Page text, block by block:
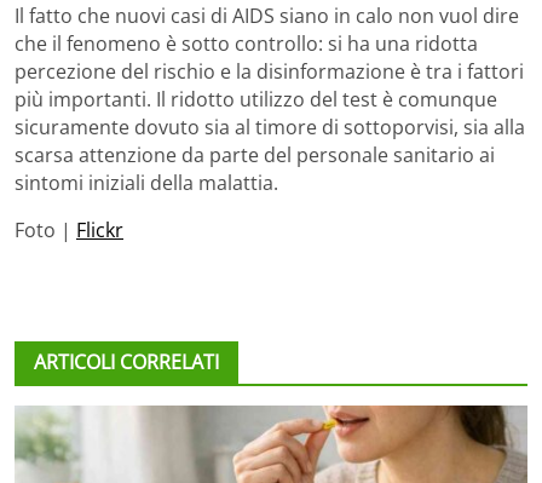
Il fatto che nuovi casi di AIDS siano in calo non vuol dire
che il fenomeno è sotto controllo: si ha una ridotta
percezione del rischio e la disinformazione è tra i fattori
più importanti. Il ridotto utilizzo del test è comunque
sicuramente dovuto sia al timore di sottoporvisi, sia alla
scarsa attenzione da parte del personale sanitario ai
sintomi iniziali della malattia.
Foto | Flickr
ARTICOLI CORRELATI